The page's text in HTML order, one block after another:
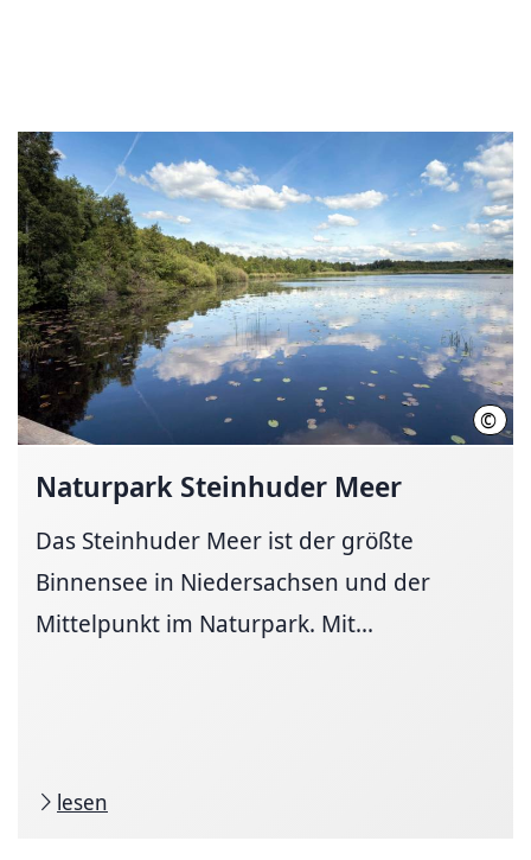
©
Naturpark Steinhuder Meer
Das Steinhuder Meer ist der größte
Binnensee in Niedersachsen und der
Mittelpunkt im Naturpark. Mit...
lesen